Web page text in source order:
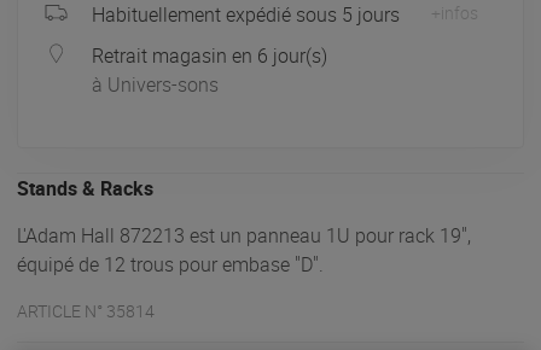
Habituellement expédié sous 5 jours +infos
Retrait magasin en 6 jour(s)
à Univers-sons
Stands & Racks
L'Adam Hall 872213 est un panneau 1U pour rack 19",
équipé de 12 trous pour embase "D".
ARTICLE N° 35814